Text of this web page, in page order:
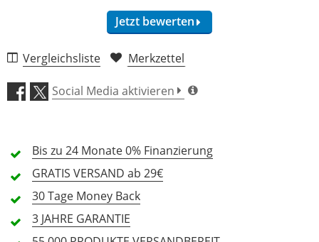
Jetzt bewerten
7 Rezensionen
5 Sterne
4 Sterne
2 Sterne
1 Sterne
Vergleichsliste Merkzettel
Social Media aktivieren
Bis zu 24 Monate0% Finanzierung
GRATIS VERSAND ab 29€
30 Tage Money Back
3 JAHRE GARANTIE